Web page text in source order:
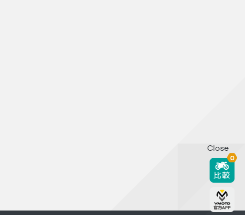
Close
0